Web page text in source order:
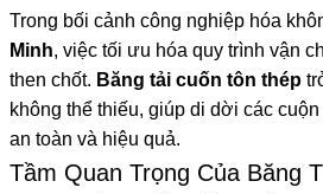
Trong bối cảnh công nghiệp hóa
Minh, việc tối ưu hóa quy trình vận
then chốt. Băng tải cuốn tôn thép
không thể thiếu, giúp di dời các
an toàn và hiệu quả.
Tầm Quan Trọng Của Băng